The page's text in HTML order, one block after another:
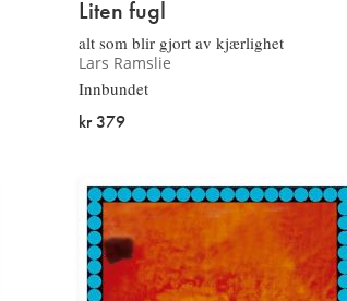
Liten fugl
alt som blir gjort av kjærlighet
Lars Ramslie
Innbundet
kr 379